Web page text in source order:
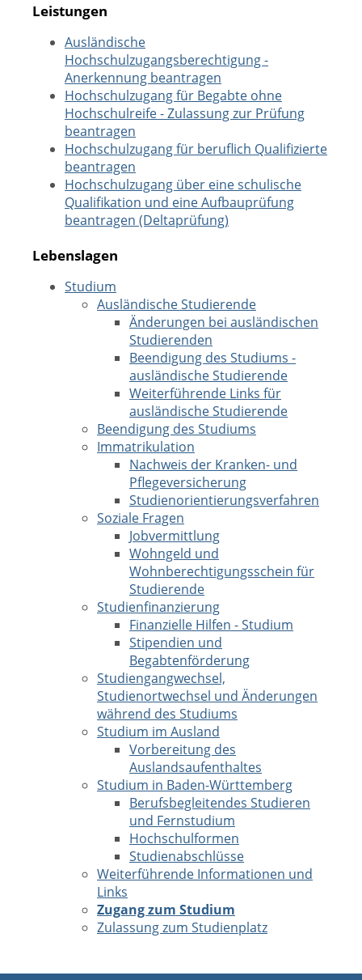
Leistungen
Ausländische
Hochschulzugangsberechtigung -
Anerkennung beantragen
Hochschulzugang für Begabte ohne
Hochschulreife - Zulassung zur Prüfung
beantragen
Hochschulzugang für beruflich Qualifizierte
beantragen
Hochschulzugang über eine schulische
Qualifikation und eine Aufbauprüfung
beantragen (Deltaprüfung)
Lebenslagen
Studium
Ausländische Studierende
Änderungen bei ausländischen
Studierenden
Beendigung des Studiums -
ausländische Studierende
Weiterführende Links für
ausländische Studierende
Beendigung des Studiums
Immatrikulation
Nachweis der Kranken- und
Pflegeversicherung
Studienorientierungsverfahren
Soziale Fragen
Jobvermittlung
Wohngeld und
Wohnberechtigungsschein für
Studierende
Studienfinanzierung
Finanzielle Hilfen - Studium
Stipendien und
Begabtenförderung
Studiengangwechsel,
Studienortwechsel und Änderungen
während des Studiums
Studium im Ausland
Vorbereitung des
Auslandsaufenthaltes
Studium in Baden-Württemberg
Berufsbegleitendes Studieren
und Fernstudium
Hochschulformen
Studienabschlüsse
Weiterführende Informationen und
Links
Zugang zum Studium
Zulassung zum Studienplatz